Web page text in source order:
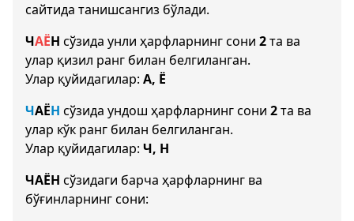
сайтида танишсангиз бўлади.
ЧАЁН сўзида унли ҳарфларнинг сони 2та ва
улар қизил ранг билан белгиланган.
Улар қуйидагилар: А, Ё
ЧАЁН сўзида ундош ҳарфларнинг сони 2та ва
улар кўк ранг билан белгиланган.
Улар қуйидагилар: Ч, Н
ЧАЁН сўзидаги барча ҳарфларнинг ва
бўғинларнинг сони: